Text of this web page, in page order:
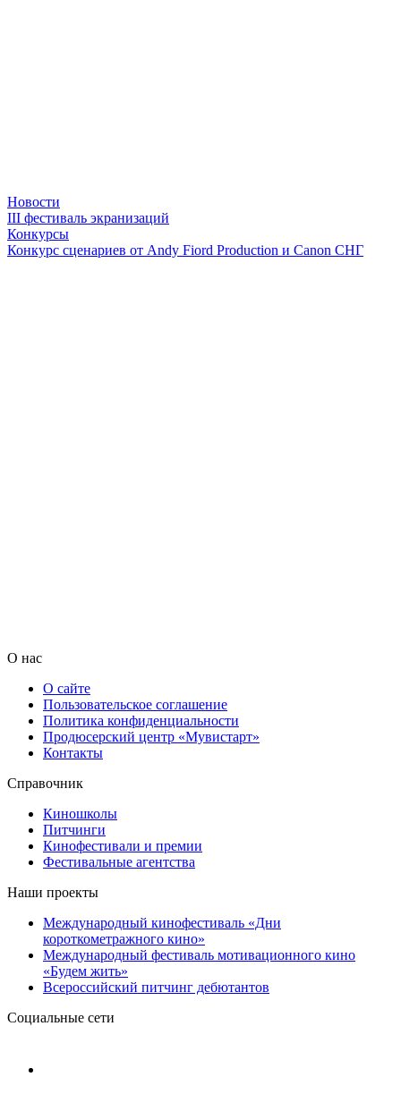
Новости
III фестиваль экранизаций
Конкурсы
Конкурс сценариев от Andy Fiord Production и Canon СНГ
О нас
О сайте
Пользовательское соглашение
Политика конфиденциальности
Продюсерский центр «Мувистарт»
Контакты
Справочник
Киношколы
Питчинги
Кинофестивали и премии
Фестивальные агентства
Наши проекты
Международный кинофестиваль «Дни
короткометражного кино»
Международный фестиваль мотивационного кино
«Будем жить»
Всероссийский питчинг дебютантов
Социальные сети